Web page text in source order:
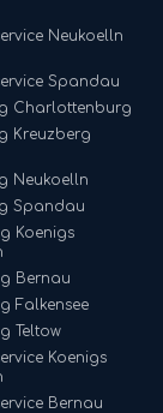
Neukoelln
Spandau
Charlottenburg
Kreuzberg
Neukoelln
Spandau
Koenigs
Bernau
Falkensee
Teltow
Koenigs
Bernau